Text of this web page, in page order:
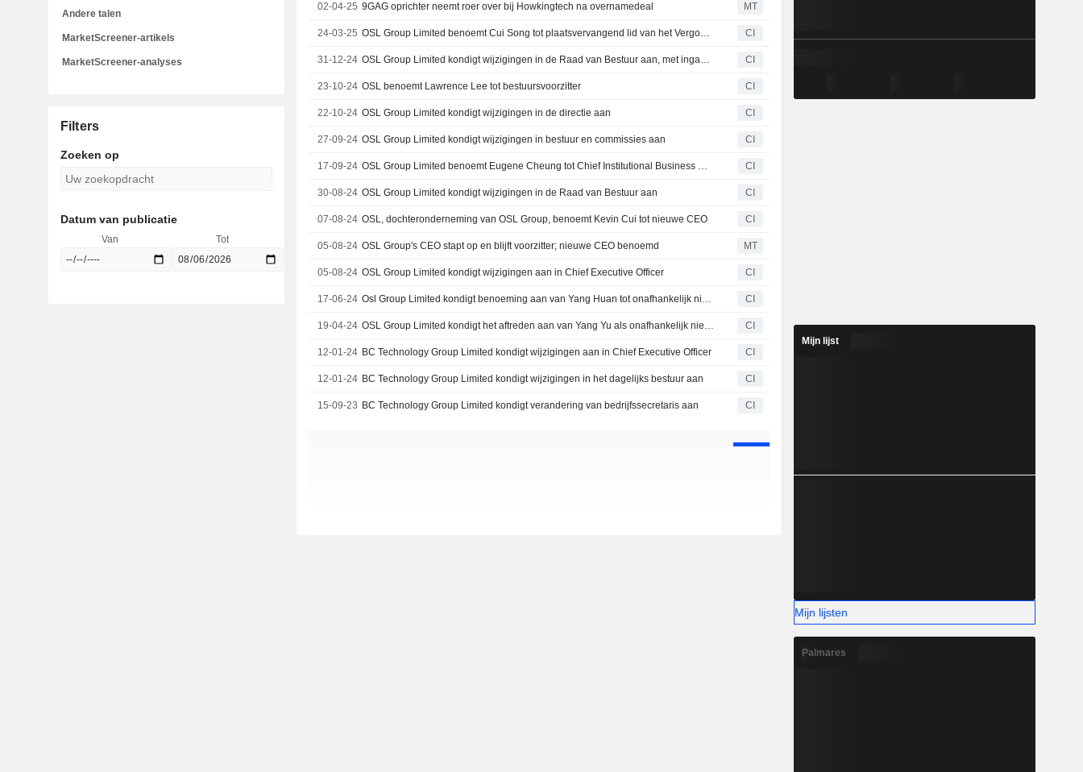
02-04-25 9GAG oprichter neemt roer over bij Howkingtech na overnamedeal MT
24-03-25 OSL Group Limited benoemt Cui Song tot plaatsvervangend lid van het Vergoedingscomité CI
31-12-24 OSL Group Limited kondigt wijzigingen in de Raad van Bestuur aan, met ingang van 1 januari 2025 CI
23-10-24 OSL benoemt Lawrence Lee tot bestuursvoorzitter CI
22-10-24 OSL Group Limited kondigt wijzigingen in de directie aan CI
27-09-24 OSL Group Limited kondigt wijzigingen in bestuur en commissies aan CI
17-09-24 OSL Group Limited benoemt Eugene Cheung tot Chief Institutional Business Officer CI
30-08-24 OSL Group Limited kondigt wijzigingen in de Raad van Bestuur aan CI
07-08-24 OSL, dochteronderneming van OSL Group, benoemt Kevin Cui tot nieuwe CEO CI
05-08-24 OSL Group's CEO stapt op en blijft voorzitter; nieuwe CEO benoemd MT
05-08-24 OSL Group Limited kondigt wijzigingen aan in Chief Executive Officer CI
17-06-24 Osl Group Limited kondigt benoeming aan van Yang Huan tot onafhankelijk niet-uitvoerend bestuurder CI
19-04-24 OSL Group Limited kondigt het aftreden aan van Yang Yu als onafhankelijk niet-uitvoerend bestuurder CI
12-01-24 BC Technology Group Limited kondigt wijzigingen aan in Chief Executive Officer CI
12-01-24 BC Technology Group Limited kondigt wijzigingen in het dagelijks bestuur aan CI
15-09-23 BC Technology Group Limited kondigt verandering van bedrijfssecretaris aan CI
Andere talen
MarketScreener-artikels
MarketScreener-analyses
Filters
Zoeken op
Datum van publicatie
Van Tot
Mijn lijst
Mijn lijsten
Palmares